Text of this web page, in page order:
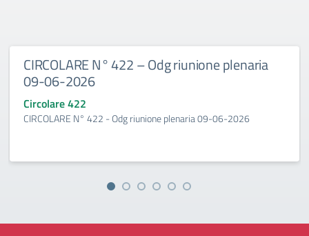
CIRCOLARE N° 422 – Odg riunione plenaria
09-06-2026
Circolare 422
CIRCOLARE N° 422 - Odg riunione plenaria 09-06-2026